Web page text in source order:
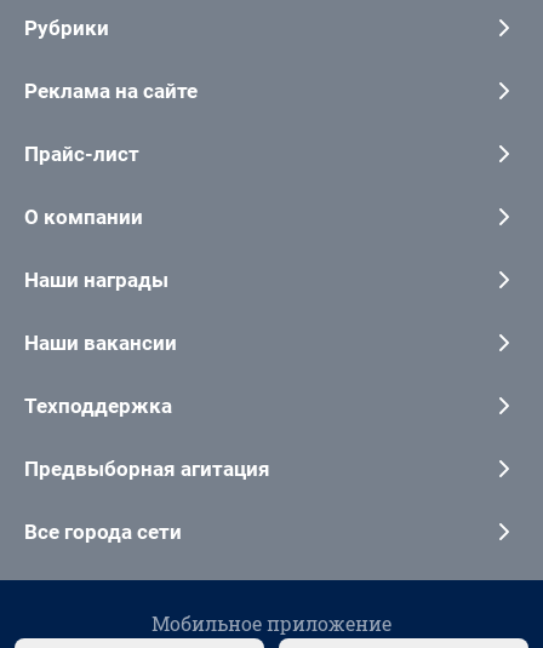
Рубрики
Реклама на сайте
Прайс-лист
О компании
Наши награды
Наши вакансии
Техподдержка
Предвыборная агитация
Все города сети
Мобильное приложение